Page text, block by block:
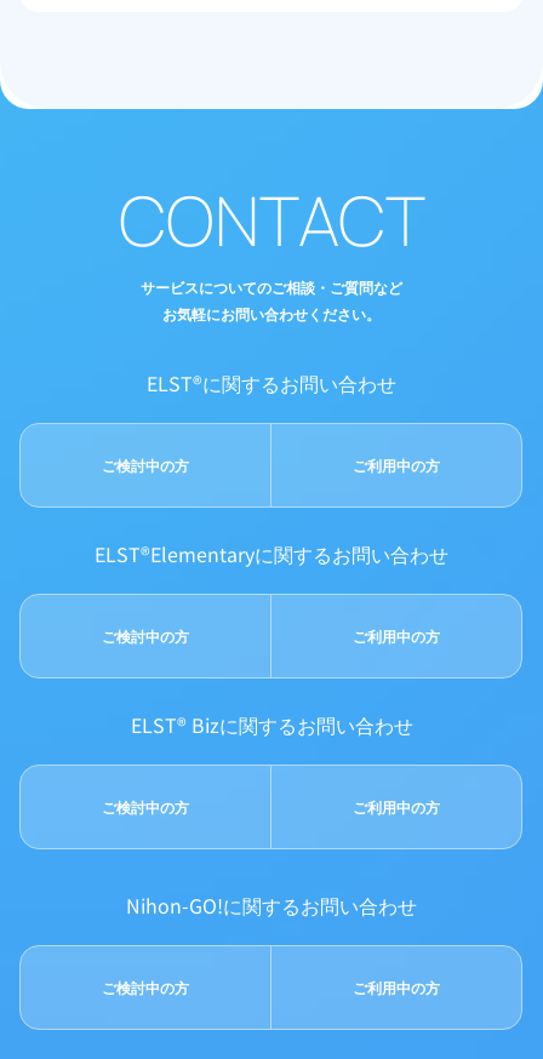
CONTACT
サービスについてのご相談・ご質問など
お気軽にお問い合わせください。
ELST®に関するお問い合わせ
ご検討中の方 ご利用中の方
ELST®Elementaryに関するお問い合わせ
ご検討中の方 ご利用中の方
ELST® Bizに関するお問い合わせ
ご検討中の方 ご利用中の方
Nihon-GO!に関するお問い合わせ
ご検討中の方 ご利用中の方